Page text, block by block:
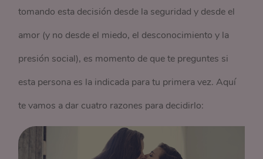
tomando esta decisión desde la seguridad y desde el
amor (y no desde el miedo, el desconocimiento y la
presión social), es momento de que te preguntes si
esta persona es la indicada para tu primera vez. Aquí
te vamos a dar cuatro razones para decidirlo: